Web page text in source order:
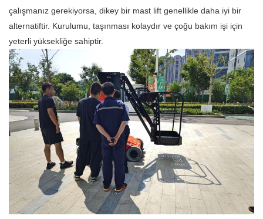
çalışmanız gerekiyorsa, dikey bir mast lift genellikle daha iyi bir
alternatiftir. Kurulumu, taşınması kolaydır ve çoğu bakım işi için
yeterli yüksekliğe sahiptir.